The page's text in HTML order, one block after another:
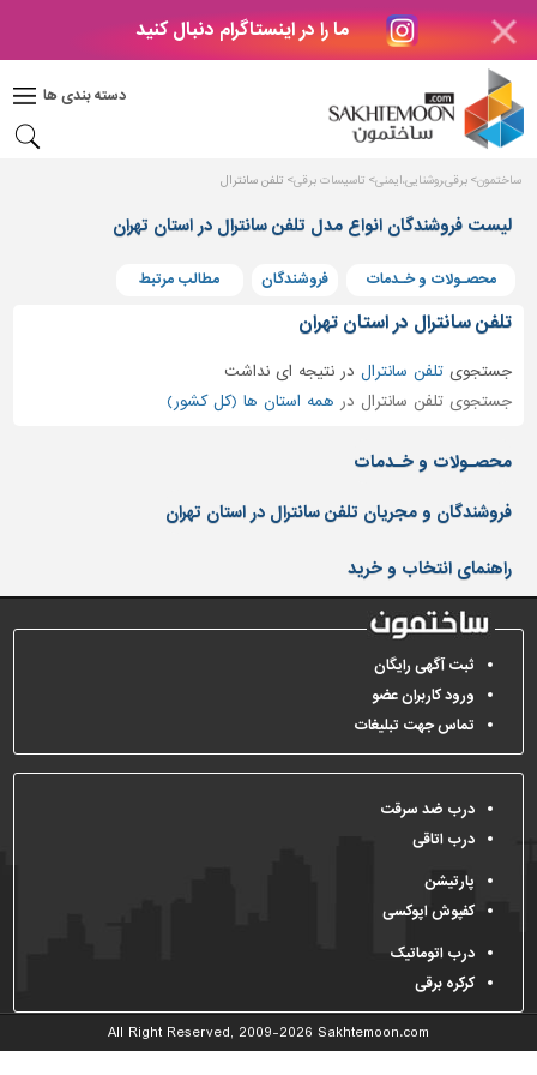
ما را در اینستاگرام دنبال کنید
دسته بندی ها
دکوراسیون
بتن
های
بتنی
و
پنجره
ساختمانی
نرده
و
حفاظ
کفپوش
و
سنگ
سرویس
بهداشتی
ابزار،یراق
و
آلات
برقی،روشنایی،ایمنی
محوطه
سازی
و
نما
ساخت
ساختمون برقی،روشنایی،ایمنی تاسیسات برقی تلفن سانترال
لیست فروشندگان انواع مدل تلفن سانترال در استان تهران
محصـولات و خـدمات فروشندگان مطالب مرتبط
تلفن سانترال در استان تهران
جستجویتلفن سانترال درنتیجه ای نداشت
جستجوی تلفن سانترال در همه استان ها (کل کشور)
محصـولات و خـدمات
فروشندگان و مجریان تلفن سانترال در استان تهران
راهنمای انتخاب و خرید
ثبت آگهی رایگان
ورود کاربران عضو
تماس جهت تبلیغات
درب ضد سرقت
درب اتاقی
پارتیشن
کفپوش اپوکسی
درب اتوماتیک
کرکره برقی
All Right Reserved, 2009-2026 Sakhtemoon.com